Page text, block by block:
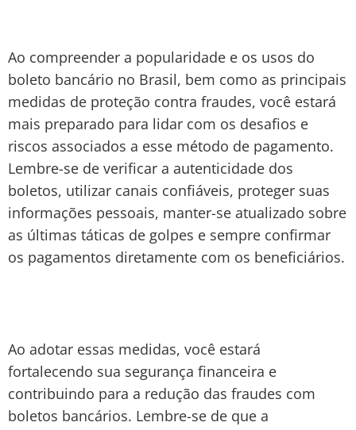
Ao compreender a popularidade e os usos do
boleto bancário no Brasil, bem como as principais
medidas de proteção contra fraudes, você estará
mais preparado para lidar com os desafios e
riscos associados a esse método de pagamento.
Lembre-se de verificar a autenticidade dos
boletos, utilizar canais confiáveis, proteger suas
informações pessoais, manter-se atualizado sobre
as últimas táticas de golpes e sempre confirmar
os pagamentos diretamente com os beneficiários.
Ao adotar essas medidas, você estará
fortalecendo sua segurança financeira e
contribuindo para a redução das fraudes com
boletos bancários. Lembre-se de que a